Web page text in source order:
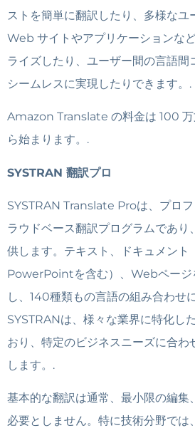
ストを簡単に翻訳したり、多様なユ
Web サイトやアプリケーションな
ライズしたり、ユーザー間の言語間
シームレスに実現したりできます。.
Amazon Translate の料金は 100 万
ら始まります。.
SYSTRAN 翻訳プロ
SYSTRAN Translate Proは、プロ
ラウドベース翻訳プログラムであり
供します。テキスト、ドキュメント
PowerPointを含む）、Webページ
し、140種類もの言語の組み合わせ
SYSTRANは、様々な業界に特化し
おり、特定のビジネスニーズに合わ
します。.
基本的な翻訳は通常、最小限の編集
必要としません。特に技術分野では